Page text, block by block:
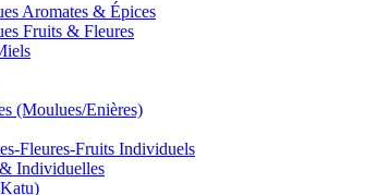
Aromates & Épices
Fruits & Fleures
(Moulues/Enières)
Fleures-Fruits Individuels
Individuelles